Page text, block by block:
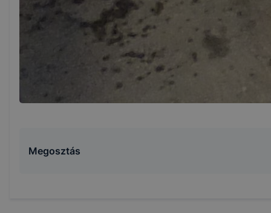
Megosztás